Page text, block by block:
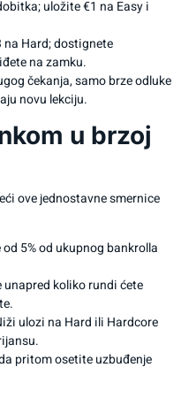
uložite €1 na Easy i
Hard; dostignete
na zamku.
čekanja, samo brze odluke
novu lekciju.
u brzoj
ove jednostavne smernice
5% od ukupnog bankrolla
unapred koliko rundi ćete
ulozi na Hard ili Hardcore
pritom osetite uzbuđenje